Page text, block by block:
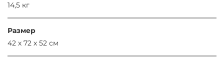
14,5 кг
Размер
42 х 72 х 52 см